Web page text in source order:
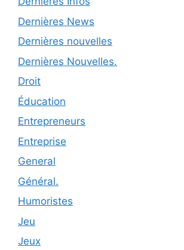
Dernières News
Dernières nouvelles
Dernières Nouvelles.
Droit
Éducation
Entrepreneurs
Entreprise
General
Général.
Humoristes
Jeu
Jeux